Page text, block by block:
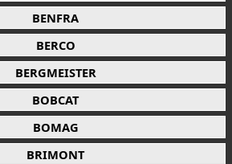
BENFRA
BERCO
BERGMEISTER
BOBCAT
BOMAG
BRIMONT